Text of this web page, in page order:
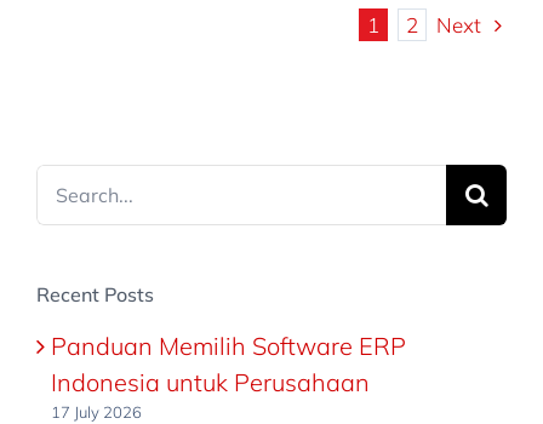
1 2 Next
Search
for:
Recent Posts
Panduan Memilih Software ERP
Indonesia untuk Perusahaan
17 July 2026